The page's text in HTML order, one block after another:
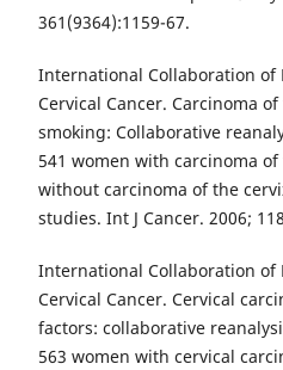
361(9364):1159-67.
International Collaboration of
Cervical Cancer. Carcinoma
smoking: Collaborative
541 women with carcinoma
without carcinoma of the
studies. Int J Cancer. 2006;
International Collaboration of
Cervical Cancer. Cervical
factors: collaborative
563 women with cervical